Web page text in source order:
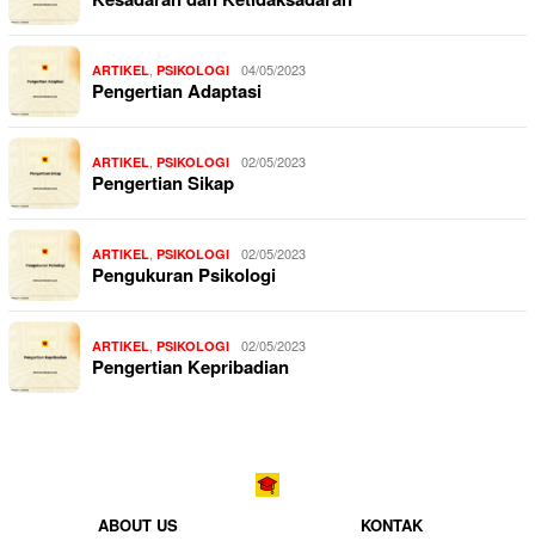
ARTIKEL, PSIKOLOGI 04/05/2023
Pengertian Adaptasi
ARTIKEL, PSIKOLOGI 02/05/2023
Pengertian Sikap
ARTIKEL, PSIKOLOGI 02/05/2023
Pengukuran Psikologi
ARTIKEL, PSIKOLOGI 02/05/2023
Pengertian Kepribadian
ABOUT US
KONTAK